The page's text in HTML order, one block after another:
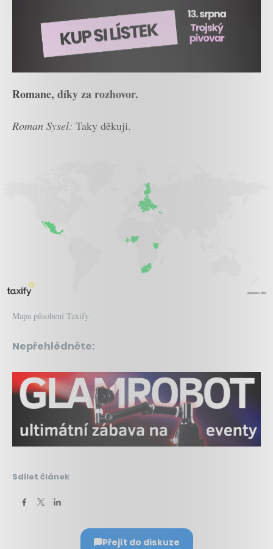
Romane, díky za rozhovor.
Roman Sysel: Taky děkuji.
Mapa působení Taxify
Nepřehlédněte:
Sdílet článek
Přejít do diskuze